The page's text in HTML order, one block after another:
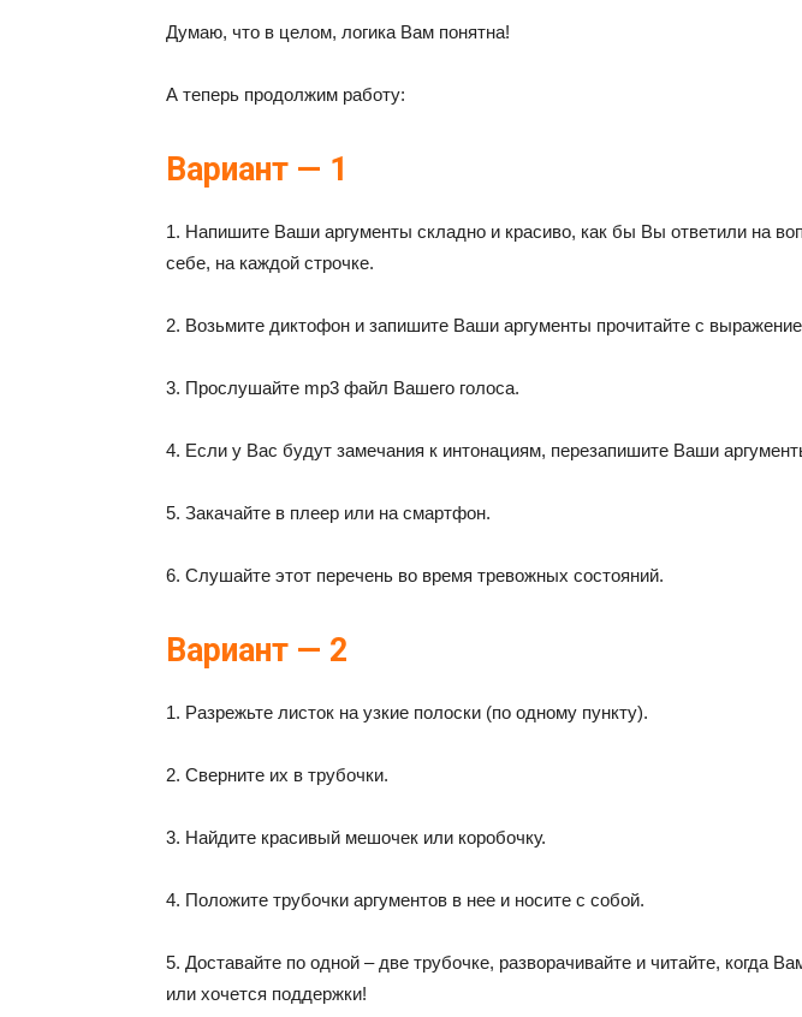
Думаю, что в целом, логика Вам понятна!
А теперь продолжим работу:
Вариант — 1
1. Напишите Ваши аргументы складно и красиво, как бы Вы ответили на
себе, на каждой строчке.
2. Возьмите диктофон и запишите Ваши аргументы прочитайте с
3. Прослушайте mp3 файл Вашего голоса.
4. Если у Вас будут замечания к интонациям, перезапишите Ваши
5. Закачайте в плеер или на смартфон.
6. Слушайте этот перечень во время тревожных состояний.
Вариант — 2
1. Разрежьте листок на узкие полоски (по одному пункту).
2. Сверните их в трубочки.
3. Найдите красивый мешочек или коробочку.
4. Положите трубочки аргументов в нее и носите с собой.
5. Доставайте по одной – две трубочке, разворачивайте и читайте, когда
или хочется поддержки!